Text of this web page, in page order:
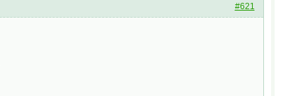
#621